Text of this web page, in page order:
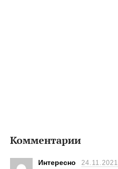
Комментарии
Интересно 24.11.2021